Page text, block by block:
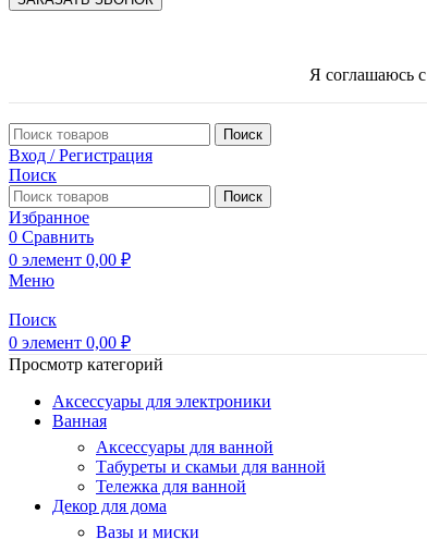
Я соглашаюсь с
Поиск
Вход / Регистрация
Поиск
Поиск
Избранное
0 Сравнить
0 элемент 0,00 ₽
Меню
Поиск
0 элемент 0,00 ₽
Просмотр категорий
Аксессуары для электроники
Ванная
Аксессуары для ванной
Табуреты и скамьи для ванной
Тележка для ванной
Декор для дома
Вазы и миски